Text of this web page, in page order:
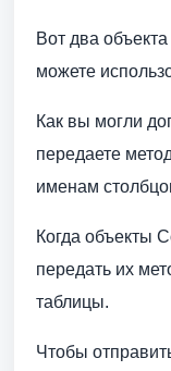
Вот два
можете
Как вы могли
передаете
именам
Когда объекты
передать их
таблицы.
Чтобы